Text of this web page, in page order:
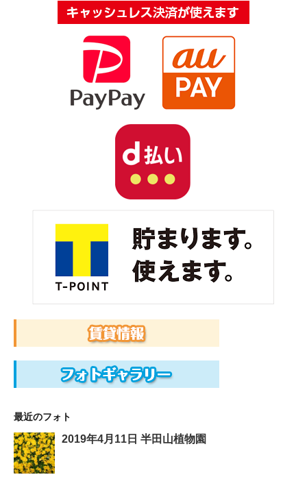
最近のフォト
2019年4月11日 半田山植物園